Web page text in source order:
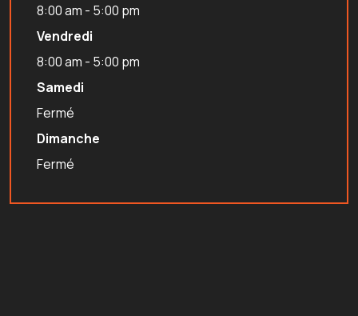
8:00 am - 5:00 pm
Vendredi
8:00 am - 5:00 pm
Samedi
Fermé
Dimanche
Fermé